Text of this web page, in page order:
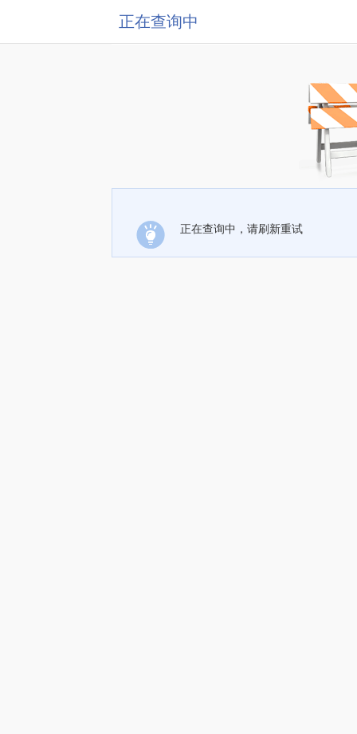
正在查询中
正在查询中，请刷新重试